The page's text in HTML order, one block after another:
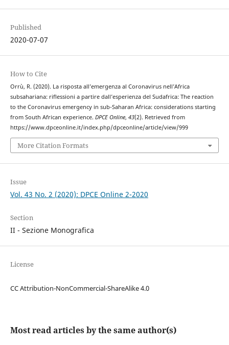
Published
2020-07-07
How to Cite
Orrù, R. (2020). La risposta all’emergenza al Coronavirus nell’Africa
subsahariana: riflessioni a partire dall’esperienza del Sudafrica: The reaction
to the Coronavirus emergency in sub-Saharan Africa: considerations starting
from South African experience. DPCE Online, 43(2). Retrieved from
https://www.dpceonline.it/index.php/dpceonline/article/view/999
More Citation Formats
Issue
Vol. 43 No. 2 (2020): DPCE Online 2-2020
Section
II - Sezione Monografica
License
CC Attribution-NonCommercial-ShareAlike 4.0
Most read articles by the same author(s)